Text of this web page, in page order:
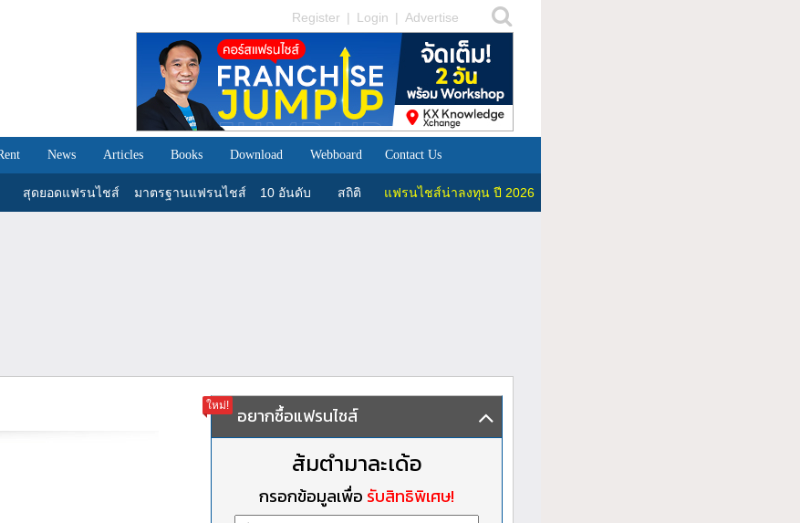
Register | Login | Advertise
News Articles Books Download Webboard Contact Us
สุดยอดแฟรนไชส์ มาตรฐานแฟรนไชส์ 10 อันดับ สถิติ แฟรนไชส์น่าลงทุน ปี 2026
ใหม่! อยากซื้อแฟรนไชส์
ส้มตำมาละเด้อ
กรอกข้อมูลเพื่อ รับสิทธิพิเศษ!